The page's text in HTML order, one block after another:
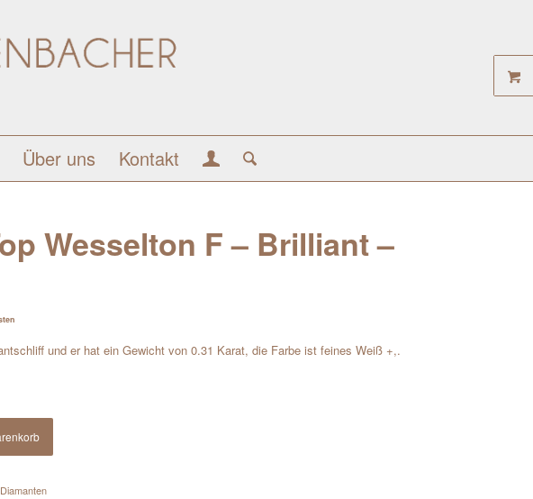
Über uns Kontakt
Wesselton F – Brilliant –
und er hat ein Gewicht von 0.31 Karat, die Farbe ist feines Weiß +,.